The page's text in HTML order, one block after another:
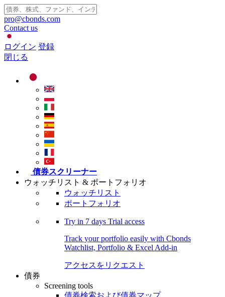
pro@cbonds.com
Contact us
ログイン 登録
閉じる
債券スクリーナー
ウォッチリスト & ポートフォリオ
ウォッチリスト
ポートフォリオ
Try in 7 days Trial access
Track your portfolio easily with Cbonds
Watchlist, Portfolio & Excel Add-in
アクセスをリクエスト
債券
Screening tools
債券検索および債券マップ